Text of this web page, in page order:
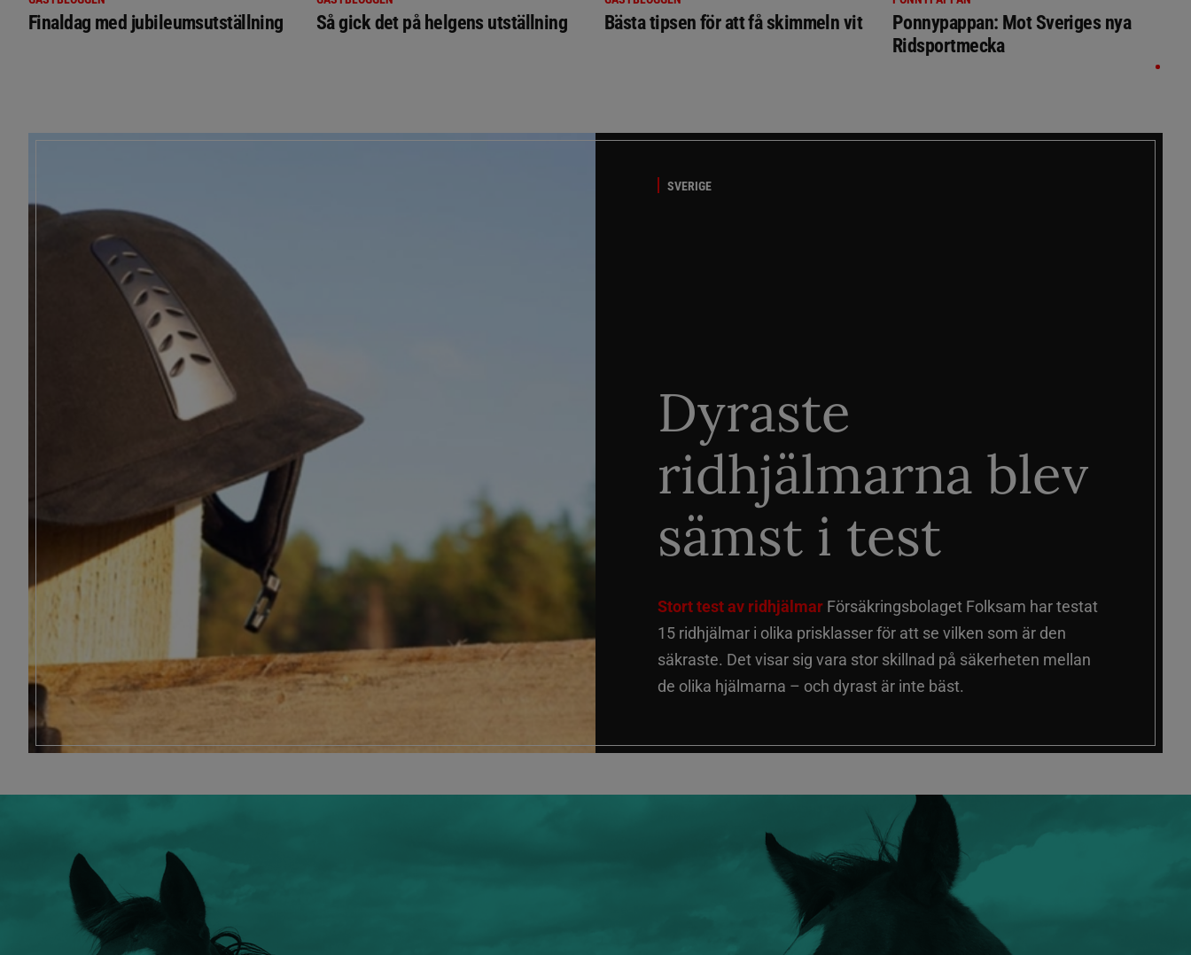
Finaldag med jubileumsutställning Så gick det på helgens utställning Bästa tipsen för att få skimmeln vit
Ponnypappan: Mot Sveriges nya
Ridsportmecka
SVERIGE
Dyraste
ridhjälmarna blev
sämst i test
Stort test av ridhjälmar Försäkringsbolaget Folksam har testat
15 ridhjälmar i olika prisklasser för att se vilken som är den
säkraste. Det visar sig vara stor skillnad på säkerheten mellan
de olika hjälmarna – och dyrast är inte bäst.